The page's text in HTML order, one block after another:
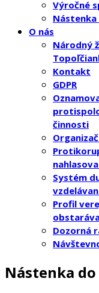
Výročné
Nástenka
O nás
Národný
Kontakt
GDPR
činnosti
Systém
Profil
Dozorná
Nástenka do